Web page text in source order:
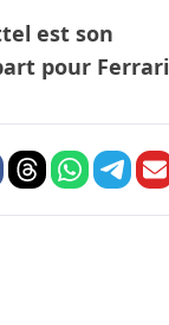
est son
pour Ferrari